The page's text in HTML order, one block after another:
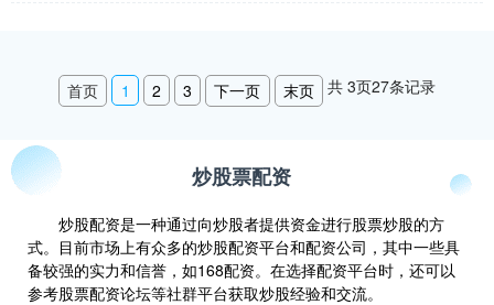
首页 1 2 3 下一页 末页 共 3页27条记录
炒股票配资
炒股配资是一种通过向炒股者提供资金进行股票炒股的方
式。目前市场上有众多的炒股配资平台和配资公司，其中一些具
备较强的实力和信誉，如168配资。在选择配资平台时，还可以
参考股票配资论坛等社群平台获取炒股经验和交流。